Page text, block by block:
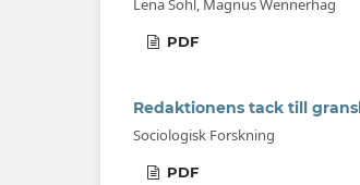
Lena Sohl, Magnus Wennerhag
PDF
Redaktionens tack till
Sociologisk Forskning
PDF